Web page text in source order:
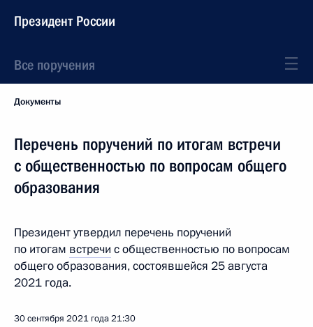
Президент России
Все поручения
Документы
Перечень поручений по итогам встречи
с общественностью по вопросам общего
образования
Президент утвердил перечень поручений
по итогам встречи с общественностью по вопросам
общего образования, состоявшейся 25 августа
2021 года.
30 сентября 2021 года21:30